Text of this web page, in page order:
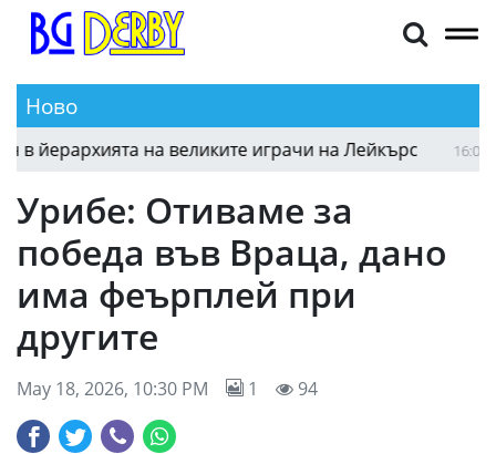
Ново
на великите играчи на Лейкърс 16:03
Урибе: Отиваме за
победа във Враца, дано
има феърплей при
другите
May 18, 2026, 10:30 PM 1 94